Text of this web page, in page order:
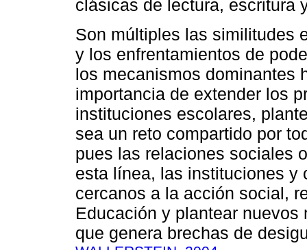
clásicas de lectura, escritura
Son múltiples las similitudes
y los enfrentamientos de
los mecanismos dominantes
importancia de extender los
instituciones escolares,
sea un reto compartido por
pues las relaciones sociales
esta línea, las instituciones y
cercanos a la acción social,
Educación y plantear
que genera brechas de